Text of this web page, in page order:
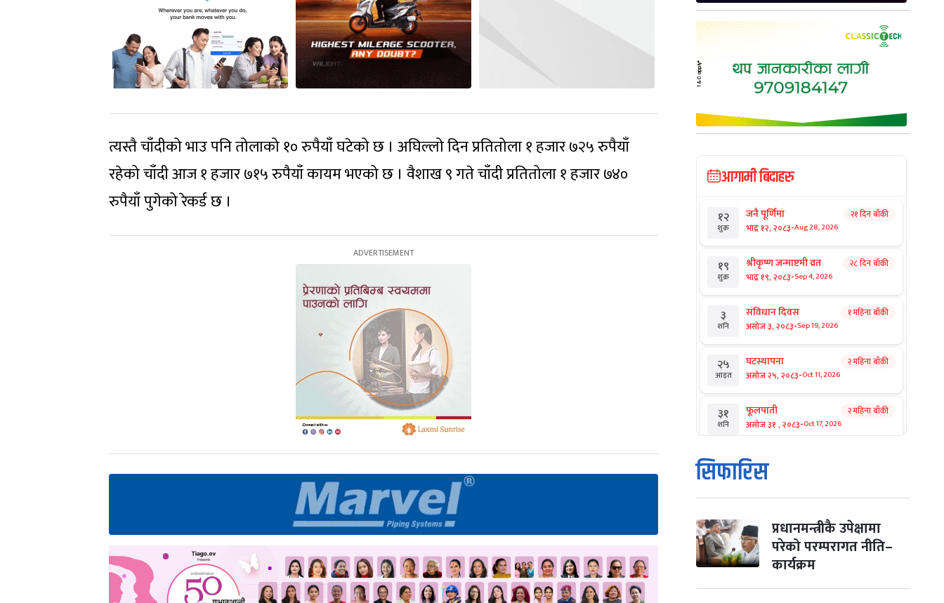
त्यस्तै चाँदीको भाउ पनि तोलाको १० रुपैयाँ घटेको छ । अघिल्लो दिन प्रतितोला १ हजार ७२५ रुपैयाँ
रहेको चाँदी आज १ हजार ७१५ रुपैयाँ कायम भएको छ । वैशाख ९ गते चाँदी प्रतितोला १ हजार ७४०
रुपैयाँ पुगेको रेकर्ड छ ।
आगामी बिदाहरु
१२
शुक्र
जनै पूर्णिमा
भाद्र १२, २०८३-Aug 28, 2026
२१ दिन बाँकी
१९
शुक्र
श्रीकृष्ण जन्माष्टमी व्रत
भाद्र १९, २०८३-Sep 4, 2026
२८ दिन बाँकी
३
शनि
संविधान दिवस
असोज ३, २०८३-Sep 19, 2026
१ महिना बाँकी
२५
आइत
घटस्थापना
असोज २५, २०८३-Oct 11, 2026
२ महिना बाँकी
३१
शनि
फूलपाती
असोज ३१ , २०८३-Oct 17, 2026
२ महिना बाँकी
१
आइत
कार्तिक सङ्क्रान्ति
कार्तिक १, २०८३
मंगल कार्तिक ३, २०८३-Oct 20, 2026
४ विजयादशमी
कार्तिक ४, २०८३-Oct 21, 2026
सिफारिस
प्रधानमन्त्रीकै उपेक्षामा
परेको परम्परागत नीति–
कार्यक्रम